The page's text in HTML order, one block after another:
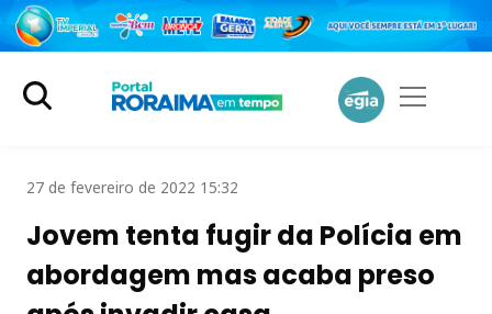
27 de fevereiro de 2022 15:32
Jovem tenta fugir da Polícia em
abordagem mas acaba preso